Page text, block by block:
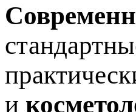
и